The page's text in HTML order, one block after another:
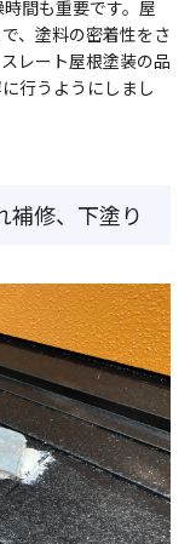
間も重要です。屋
、塗料の密着性をさ
レート屋根塗装の品
行うようにしまし
補修、下塗り